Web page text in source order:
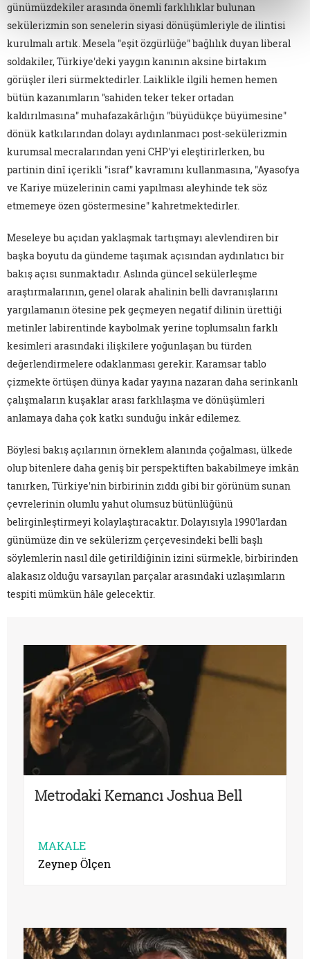
günümüzdekiler arasında önemli farklılıklar bulunan
sekülerizmin son senelerin siyasi dönüşümleriyle de ilintisi
kurulmalı artık. Mesela "eşit özgürlüğe" bağlılık duyan liberal
soldakiler, Türkiye'deki yaygın kanının aksine birtakım
görüşler ileri sürmektedirler. Laiklikle ilgili hemen hemen
bütün kazanımların "sahiden teker teker ortadan
kaldırılmasına" muhafazakârlığın "büyüdükçe büyümesine"
dönük katkılarından dolayı aydınlanmacı post-sekülerizmin
kurumsal mecralarından yeni CHP'yi eleştirirlerken, bu
partinin dinî içerikli "israf" kavramını kullanmasına, "Ayasofya
ve Kariye müzelerinin cami yapılması aleyhinde tek söz
etmemeye özen göstermesine" kahretmektedirler.
Meseleye bu açıdan yaklaşmak tartışmayı alevlendiren bir
başka boyutu da gündeme taşımak açısından aydınlatıcı bir
bakış açısı sunmaktadır. Aslında güncel sekülerleşme
araştırmalarının, genel olarak ahalinin belli davranışlarını
yargılamanın ötesine pek geçmeyen negatif dilinin ürettiği
metinler labirentinde kaybolmak yerine toplumsalın farklı
kesimleri arasındaki ilişkilere yoğunlaşan bu türden
değerlendirmelere odaklanması gerekir. Karamsar tablo
çizmekte örtüşen dünya kadar yayına nazaran daha serinkanlı
çalışmaların kuşaklar arası farklılaşma ve dönüşümleri
anlamaya daha çok katkı sunduğu inkâr edilemez.
Böylesi bakış açılarının örneklem alanında çoğalması, ülkede
olup bitenlere daha geniş bir perspektiften bakabilmeye imkân
tanırken, Türkiye'nin birbirinin zıddı gibi bir görünüm sunan
çevrelerinin olumlu yahut olumsuz bütünlüğünü
belirginleştirmeyi kolaylaştıracaktır. Dolayısıyla 1990'lardan
günümüze din ve sekülerizm çerçevesindeki belli başlı
söylemlerin nasıl dile getirildiğinin izini sürmekle, birbirinden
alakasız olduğu varsayılan parçalar arasındaki uzlaşımların
tespiti mümkün hâle gelecektir.
Metrodaki Kemancı Joshua Bell
MAKALE
Zeynep Ölçen